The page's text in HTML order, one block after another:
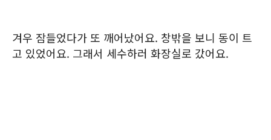
겨우 잠들었다가 또 깨어났어요. 창밖을 보니 동이 트
고 있었어요. 그래서 세수하러 화장실로 갔어요.